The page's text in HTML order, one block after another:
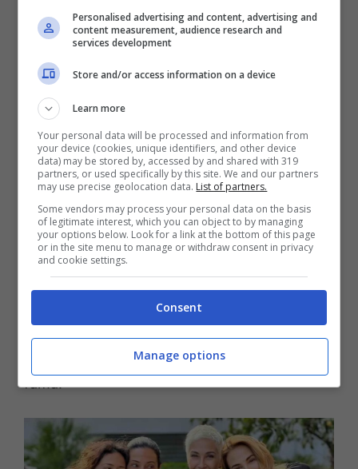
D’Urso, sorella di Barbara:
tutto quello che sappiamo su
di lei
Credevate che la famiglia D’Urso fosse finita
qui? Nulla di più sbagliato! In realtà, la
conduttrice ex volto di Canale Cinque ha altri
due fratelli e due sorelleche lavorano nel
mondo del piccolo schermo. Stiamo parlando
di Riccardo e Alessandro, impegnati
rispettivamente in tv in Giappone e nella
fotografia. Infine ci sono Fabiana e Daniela: la
è una produttrice cinematografica di grande
fama.
Personalised advertising and content, advertising and
content measurement, audience research and
services development
Store and/or access information on a device
Learn more
Your personal data will be processed and information from
your device (cookies, unique identifiers, and other device
data) may be stored by, accessed by and shared with 319
partners, or used specifically by this site. We and our partners
may use precise geolocation data. List of partners.
Some vendors may process your personal data on the basis
of legitimate interest, which you can object to by managing
your options below. Look for a link at the bottom of this page
or in the site menu to manage or withdraw consent in privacy
and cookie settings.
Consent
Manage options